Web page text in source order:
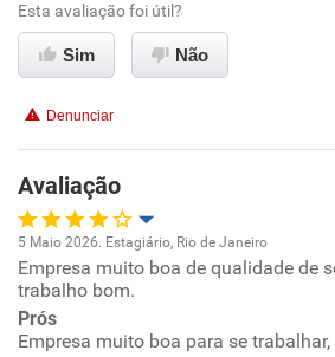
Conciliação com a vida familiar
Benefícios
Recomenda a diretoria
Esta avaliação foi útil?
Sim Não
Denunciar
Avaliação
Oportunidade de promoção
Ambiente de trabalho
5 Maio 2026. Estagiário, Rio de Janeiro
Empresa muito boa de qualidade de
trabalho bom.
Prós
Empresa muito boa para se